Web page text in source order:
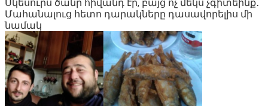
Սկեսուրս ծանր հիվանդ էր, բայց ոչ մեկս չգիտեինք․
Մահանալուց հետո դարակները դասավորելիս մի
նամակ